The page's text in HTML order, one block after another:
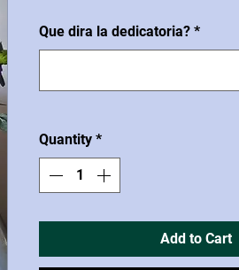
Que dira la dedicatoria? *
Quantity *
Add to Cart